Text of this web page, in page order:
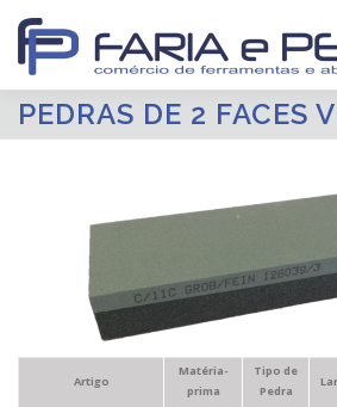
para
conteúdo
OUTLET
PEDRAS DE 2 FACES
Artigo
Matéria-
prima
Tipo de
Pedra